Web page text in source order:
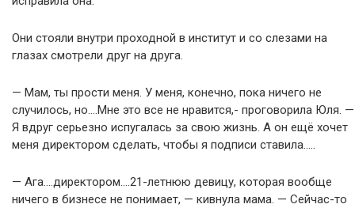
Они стояли внутри проходной в институт и со слезами на
глазах смотрели друг на друга.
— Мам, ты прости меня. У меня, конечно, пока ничего не
случилось, но….Мне это все не нравится,- проговорила Юля. —
Я вдруг серьезно испугалась за свою жизнь. А он ещё хочет
меня директором сделать, чтобы я подписи ставила…..
— Ага….директором….21-летнюю девицу, которая вообще
ничего в бизнесе не понимает, — кивнула мама. — Сейчас-то